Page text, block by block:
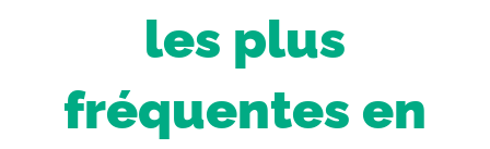
les plus
fréquentes en